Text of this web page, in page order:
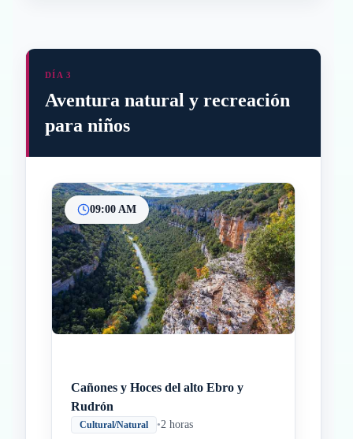
InicioParadas intermedias
Final
DÍA 3
Aventura natural y recreación
para niños
09:00 AM
Cañones y Hoces del alto Ebro y
Rudrón
Cultural/Natural •2 horas